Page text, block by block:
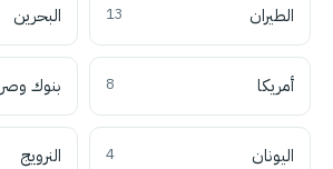
الطيران 13 البحرين
أمريكا 8 بنوك
اليونان 4 النرويج